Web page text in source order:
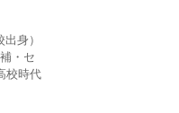
身）
・セ
校時代